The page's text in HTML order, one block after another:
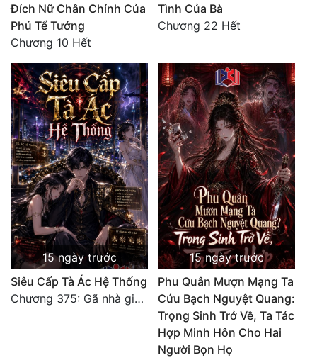
Xuyên Thư
Điền Văn
Đô Thị
Đông Phương
Đông Phương Huyền Huyễn
Đồng Nhân
Cẩu Đạo Trường Sinh
Ngự Thú
Truyện Nam
Truyện Nữ
Đích Nữ Chân Chính Của
Phủ Tể Tướng
Chương 10 Hết
Tình Của Bà
Chương 22 Hết
15 ngày trước
Siêu Cấp Tà Ác Hệ Thống
Chương 375: Gã nhà giàu láo xược
15 ngày trước
Phu Quân Mượn Mạng Ta
Cứu Bạch Nguyệt Quang:
Trọng Sinh Trở Về, Ta Tác
Hợp Minh Hôn Cho Hai
Người Bọn Họ